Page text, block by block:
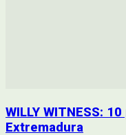
WILLY WITNESS:
Extremadura